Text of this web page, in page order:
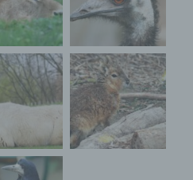
einem Blog, der sich
für die Verarbeitung
die Möglichkeit,
zu einzelnen Blog-
Ein Blog ist ein auf
in der Regel öffentlich
eine oder mehrere
Web-Blogger genannt
Gedanken in
niederschreiben können.
der Regel von Dritten